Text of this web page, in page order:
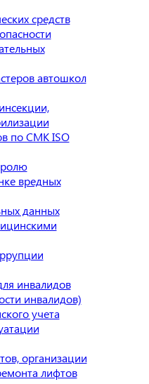
средств
автошкол
по СМК ISO
вредных
данных
инвалидов
инвалидов)
учета
организации
лифтов